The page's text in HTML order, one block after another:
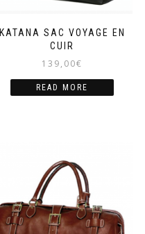
KATANA SAC VOYAGE EN
CUIR
139,00€
READ MORE